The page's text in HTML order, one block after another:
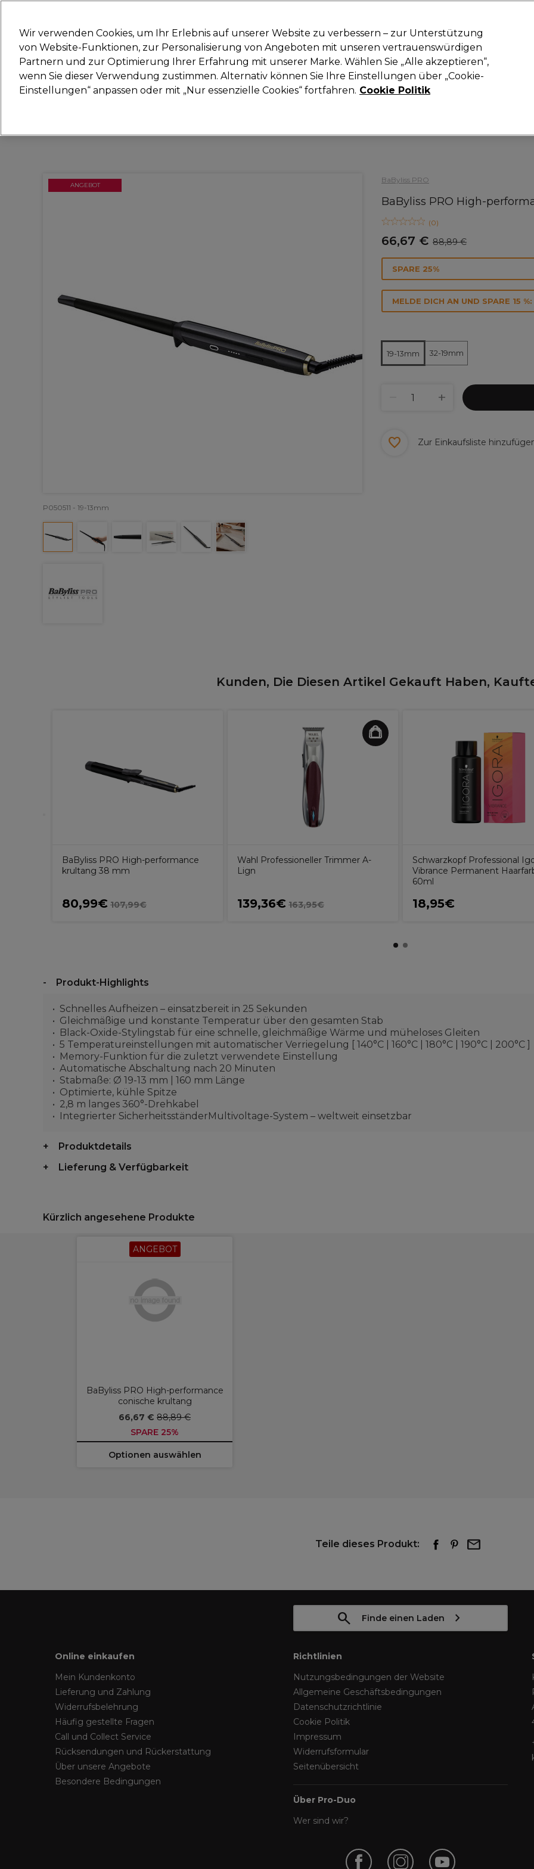
Marken Deals Haare Elektrogeräte Saloneinrichtung Kosmetik Herrenfriseur Inspiration Neue
Lieferung und Lieferzeiten
BaByliss PRO
BaByliss PRO High-
(0)
66,67 € 88,89 €
ANGEBOT
P050511 - 19-13mm
SPARE 25%
MELDE DICH AN UND SPARE 15
19-13mm 32-19mm
Zur Einkaufsliste
Kunden, Die Diesen Artikel Gekauft Haben,
BaByliss PRO High-performance
krultang 38 mm
80,99€ 107,99€
Wahl Professioneller Trimmer A-
Lign
139,36€ 163,95€
Schwarzkopf Professional
Vibrance Permanent
60ml
18,95€
Produkt-Highlights
Schnelles Aufheizen – einsatzbereit in 25 Sekunden
Gleichmäßige und konstante Temperatur über den gesamten Stab
Black-Oxide-Stylingstab für eine schnelle, gleichmäßige Wärme und müheloses Gleiten
5 Temperatureinstellungen mit automatischer Verriegelung [ 140°C | 160°C | 180°C | 190°C | 200°C ]
Memory-Funktion für die zuletzt verwendete Einstellung
Automatische Abschaltung nach 20 Minuten
Stabmaße: Ø 19-13 mm | 160 mm Länge
Optimierte, kühle Spitze
2,8 m langes 360°-Drehkabel
Integrierter SicherheitsständerMultivoltage-System – weltweit einsetzbar
Produktdetails
Lieferung & Verfügbarkeit
Kürzlich angesehene Produkte
ANGEBOT
BaByliss PRO High-performance
conische krultang
66,67 € 88,89 €
SPARE 25%
Optionen auswählen
Teile dieses Produkt:
Finde einen Laden
Online einkaufen
Mein Kundenkonto
Lieferung und Zahlung
Widerrufsbelehrung
Häufig gestellte Fragen
Call und Collect Service
Rücksendungen und Rückerstattung
Über unsere Angebote
Besondere Bedingungen
Richtlinien
Nutzungsbedingungen der Website
Allgemeine Geschäftsbedingungen
Datenschutzrichtlinie
Cookie Politik
Impressum
Widerrufsformular
Seitenübersicht
Über Pro-Duo
Wer sind wir?
Wir verwenden Cookies, um Ihr Erlebnis auf unserer Website zu verbessern – zur Unterstützung
von Website-Funktionen, zur Personalisierung von Angeboten mit unseren vertrauenswürdigen
Partnern und zur Optimierung Ihrer Erfahrung mit unserer Marke. Wählen Sie „Alle akzeptieren“,
wenn Sie dieser Verwendung zustimmen. Alternativ können Sie Ihre Einstellungen über „Cookie-
Einstellungen“ anpassen oder mit „Nur essenzielle Cookies“ fortfahren. Cookie Politik